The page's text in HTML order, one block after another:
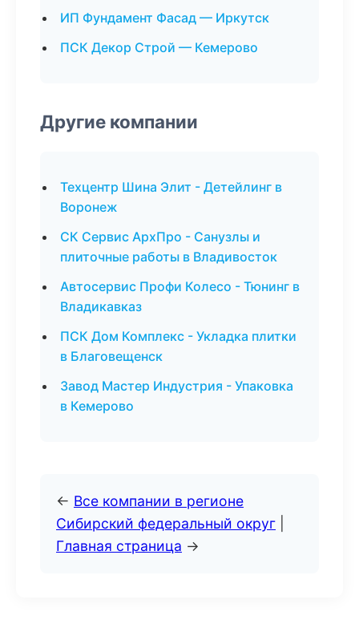
ИП Фундамент Фасад — Иркутск
ПСК Декор Строй — Кемерово
Другие компании
Техцентр Шина Элит - Детейлинг в
Воронеж
СК Сервис АрхПро - Санузлы и
плиточные работы в Владивосток
Автосервис Профи Колесо - Тюнинг в
Владикавказ
ПСК Дом Комплекс - Укладка плитки
в Благовещенск
Завод Мастер Индустрия - Упаковка
в Кемерово
← Все компании в регионе
Сибирский федеральный округ
Главная страница →